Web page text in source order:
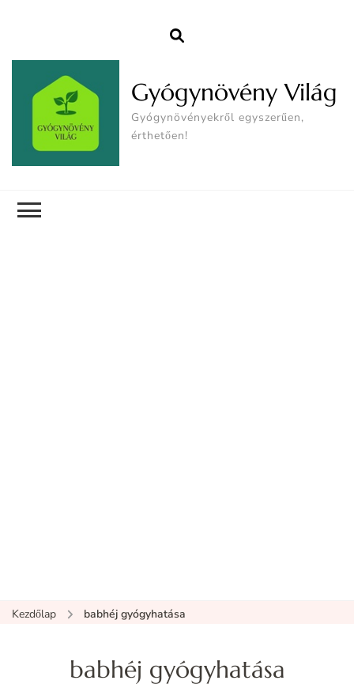
Gyógynövény Világ
Gyógynövényekről egyszerűen,
érthetően!
Kezdőlap babhéj gyógyhatása
babhéj gyógyhatása